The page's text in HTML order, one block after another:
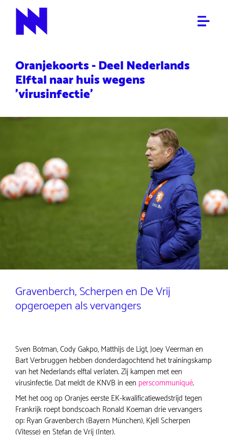
SPORT
Oranjekoorts - Deel Nederlands
Elftal naar huis wegens
'virusinfectie'
Gravenberch, Scherpen en De Vrij
opgeroepen als vervangers
Sven Botman, Cody Gakpo, Matthijs de Ligt, Joey Veerman en
Bart Verbruggen hebben donderdagochtend het trainingskamp
van het Nederlands elftal verlaten. Zij kampen met een
virusinfectie. Dat meldt de KNVB in een perscommuniqué.
Met het oog op Oranjes eerste EK-kwalificatiewedstrijd tegen
Frankrijk roept bondscoach Ronald Koeman drie vervangers
op: Ryan Gravenberch (Bayern München), Kjell Scherpen
(Vitesse) en Stefan de Vrij (Inter).